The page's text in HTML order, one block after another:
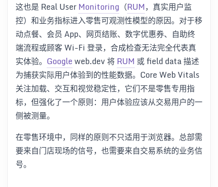
这也是 Real UserMonitoring （RUM，真实用户监
控）和业务指标进入零售可观测性模型的原因。对于移
动点餐、会员 App、网页结账、数字优惠券、自助终
端流程或顾客 Wi-Fi 登录，合成检查无法完全代表真
实体验。 Googleweb.dev 将RUM 或 field data 描述
为捕获实际用户体验到的性能数据。Core Web Vitals
关注加载、交互和视觉稳定性，它们不是零售专用指
标，但强化了一个原则：用户体验应该从交易用户的一
侧被测量。
在零售环境中，同样的原则不只适用于浏览器。总部需
要来自门店现场的信号，也需要来自交易系统的业务信
号。